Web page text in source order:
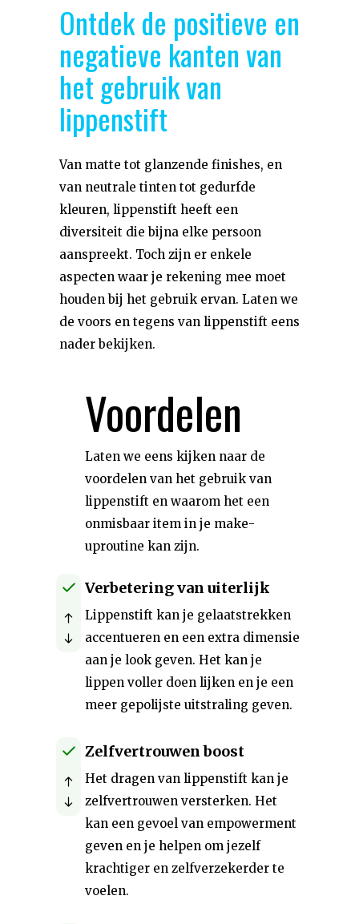
Ontdek de positieve en
negatieve kanten van
het gebruik van
lippenstift
Van matte tot glanzende finishes, en
van neutrale tinten tot gedurfde
kleuren, lippenstift heeft een
diversiteit die bijna elke persoon
aanspreekt. Toch zijn er enkele
aspecten waar je rekening mee moet
houden bij het gebruik ervan. Laten we
de voors en tegens van lippenstift eens
nader bekijken.
Voordelen
Laten we eens kijken naar de
voordelen van het gebruik van
lippenstift en waarom het een
onmisbaar item in je make-
uproutine kan zijn.
Verbetering van uiterlijk
Lippenstift kan je gelaatstrekken
accentueren en een extra dimensie
aan je look geven. Het kan je
lippen voller doen lijken en je een
meer gepolijste uitstraling geven.
Zelfvertrouwen boost
Het dragen van lippenstift kan je
zelfvertrouwen versterken. Het
kan een gevoel van empowerment
geven en je helpen om jezelf
krachtiger en zelfverzekerder te
voelen.